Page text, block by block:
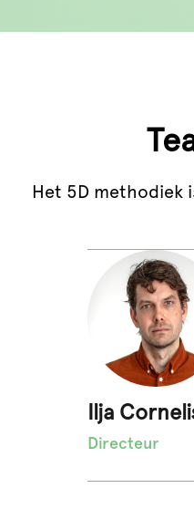
Het 5D methodiek
Ilja
Directeur